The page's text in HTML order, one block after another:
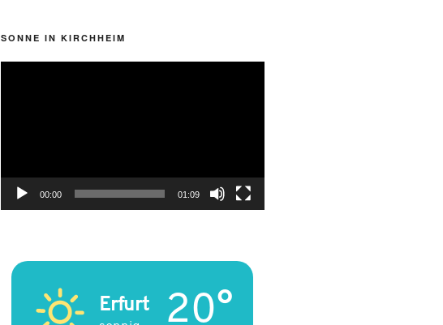
SONNE IN KIRCHHEIM
00:00 01:09
Erfurt 20°